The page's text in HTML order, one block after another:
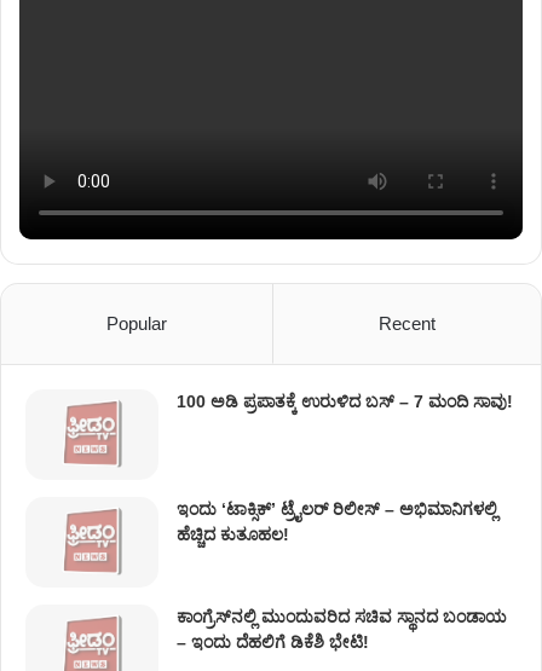
Popular Recent
100 ಅಡಿ ಪ್ರಪಾತಕ್ಕೆ ಉರುಳಿದ ಬಸ್‌ – 7 ಮಂದಿ ಸಾವು!
ಇಂದು ʻಟಾಕ್ಸಿಕ್ʼ ಟ್ರೈಲರ್ ರಿಲೀಸ್‌ – ಅಭಿಮಾನಿಗಳಲ್ಲಿ
ಹೆಚ್ಚಿದ ಕುತೂಹಲ!
ಕಾಂಗ್ರೆಸ್​ನಲ್ಲಿ ಮುಂದುವರಿದ ಸಚಿವ ಸ್ಥಾನದ ಬಂಡಾಯ
– ಇಂದು ದೆಹಲಿಗೆ ಡಿಕೆಶಿ ಭೇಟಿ!